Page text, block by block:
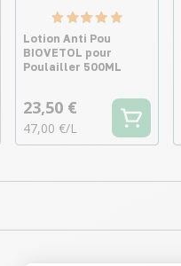
Lotion Anti Pou
BIOVETOL pour
Poulailler 500ML
23,50 €
47,00 €/L